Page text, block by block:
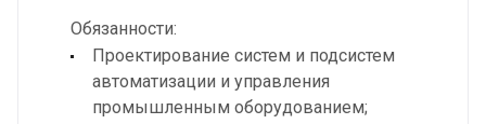
Обязанности:
Проектирование систем и подсистем
автоматизации и управления
промышленным оборудованием;